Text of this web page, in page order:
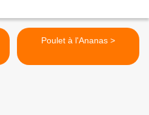
Poulet à l'Ananas >